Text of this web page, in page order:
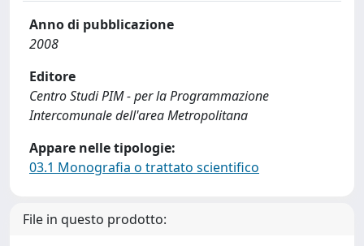
Anno di pubblicazione
2008
Editore
Centro Studi PIM - per la Programmazione
Intercomunale dell'area Metropolitana
Appare nelle tipologie:
03.1 Monografia o trattato scientifico
File in questo prodotto: